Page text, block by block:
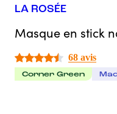
LA ROSÉE
Masque en stick
68 avis
Corner Green